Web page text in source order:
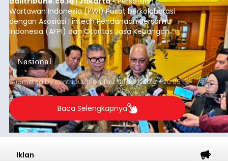
Wartawan Indonesia (PWI) Pusat berkolaborasi
dengan Asosiasi Fintech Pendanaan Bersama
Indonesia (AFPI) dan Otoritas Jasa Keuangan
(OJK) menggelar Workshop bertajuk "Pintar
untuk Inklusi Keuangan: Jurnalisme untuk
Kepentingan Publik" di Aryaduta Hotel (Tugu
Tani) Jakarta, Kamis (6/8/2026).
Nasional
Submitted bycontributoronThu, 08/06/2026 - 20:05
Baca Selengkapnya
Iklan